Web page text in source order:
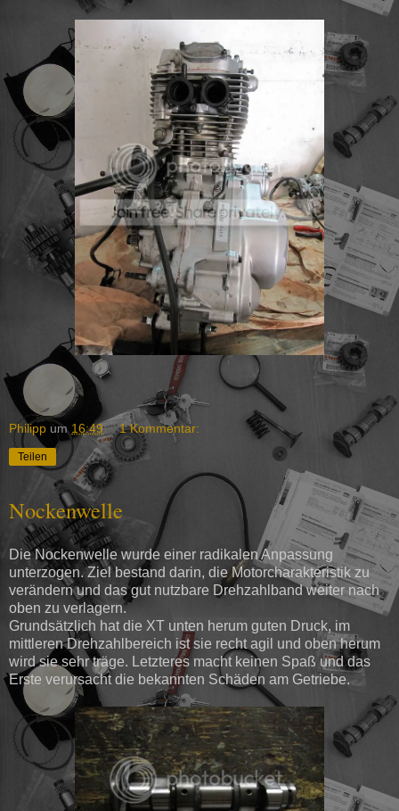
Philipp um 16:49 1 Kommentar:
Teilen
Nockenwelle
Die Nockenwelle wurde einer radikalen Anpassung
unterzogen. Ziel bestand darin, die Motorcharakteristik zu
verändern und das gut nutzbare Drehzahlband weiter nach
oben zu verlagern.
Grundsätzlich hat die XT unten herum guten Druck, im
mittleren Drehzahlbereich ist sie recht agil und oben herum
wird sie sehr träge. Letzteres macht keinen Spaß und das
Erste verursacht die bekannten Schäden am Getriebe.